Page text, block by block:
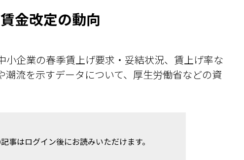
金改定の動向
小企業の春季賃上げ要求・妥結状況、賃上げ率な
潮流を示すデータについて、厚生労働省などの資
事はログイン後にお読みいただけます。